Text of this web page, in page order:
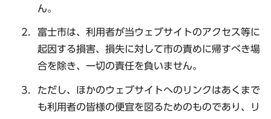
ん。
富士市は、利用者が当ウェブサイトのアクセス等に
起因する損害、損失に対して市の責めに帰すべき場
合を除き、一切の責任を負いません。
ただし、ほかのウェブサイトへのリンクはあくまで
も利用者の皆様の便宜を図るためのものであり、リ